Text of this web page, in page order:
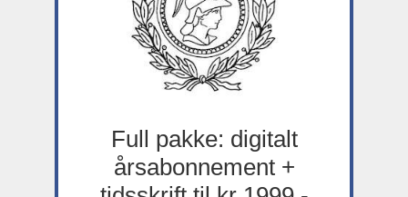
Full pakke: digitalt
årsabonnement +